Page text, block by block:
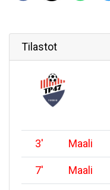
Tilastot
3' Maali
7' Maali